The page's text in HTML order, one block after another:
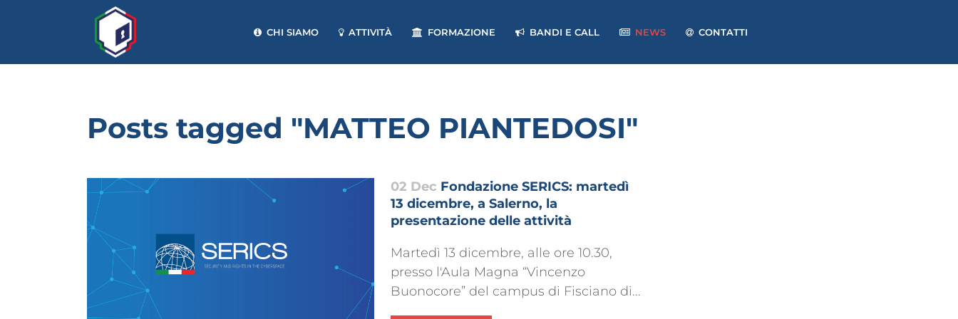
CHI SIAMO ATTIVITÀ FORMAZIONE BANDI E CALL NEWS CONTATTI
Posts tagged "MATTEO PIANTEDOSI"
02 Dec Fondazione SERICS: martedì
13 dicembre, a Salerno, la
presentazione delle attività
Martedì 13 dicembre, alle ore 10.30,
presso l'Aula Magna “Vincenzo
Buonocore” del campus di Fisciano di...